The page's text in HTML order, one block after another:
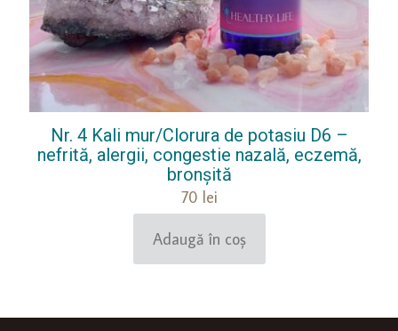
Nr. 4 Kali mur/Clorura de potasiu D6 –
nefrită, alergii, congestie nazală, eczemă,
bronșită
70 lei
Adaugă în coș